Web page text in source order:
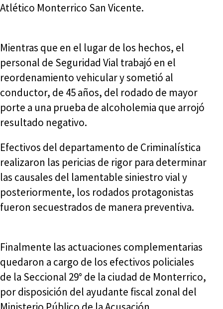
Atlético Monterrico San Vicente.
Mientras que en el lugar de los hechos, el
personal de Seguridad Vial trabajó en el
reordenamiento vehicular y sometió al
conductor, de 45 años, del rodado de mayor
porte a una prueba de alcoholemia que arrojó
resultado negativo.
Efectivos del departamento de Criminalística
realizaron las pericias de rigor para determinar
las causales del lamentable siniestro vial y
posteriormente, los rodados protagonistas
fueron secuestrados de manera preventiva.
Finalmente las actuaciones complementarias
quedaron a cargo de los efectivos policiales
de la Seccional 29° de la ciudad de Monterrico,
por disposición del ayudante fiscal zonal del